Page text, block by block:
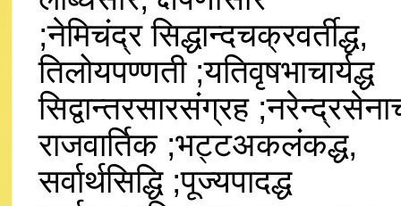
;नेमिचंद्र सिद्धान्दचक्रवर्तीद्ध,
तिलोयपण्णती ;यतिवृषभाचार्यद्ध
सिद्वान्तरसारसंग्रह
राजवार्तिक ;भट्टअकलंकद्ध,
सर्वार्थसिद्धि ;पूज्यपादद्ध